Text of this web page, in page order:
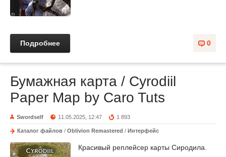
0
Подробнее
Бумажная карта / Cyrodiil
Paper Map by Caro Tuts
Swordself 11.05.2025, 12:47 1 893
Каталог файлов / Oblivion Remastered / Интерфейс
Красивый реплейсер карты Сиродила.